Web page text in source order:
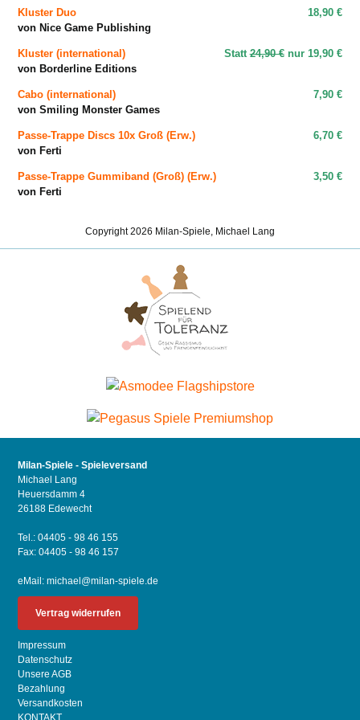
Copyright 2026 Milan-Spiele, Michael Lang
Kluster Duo
von Nice Game Publishing
18,90 €
Kluster (international)
von Borderline Editions
Statt24,90 €nur 19,90 €
Cabo (international)
von Smiling Monster Games
7,90 €
Passe-Trappe Discs 10x Groß (Erw.)
von Ferti
6,70 €
Passe-Trappe Gummiband (Groß) (Erw.)
von Ferti
3,50 €
Milan-Spiele - Spieleversand
Michael Lang
Heuersdamm 4
26188 Edewecht
Tel.: 04405 - 98 46 155
Fax: 04405 - 98 46 157
eMail:michael@milan-spiele.de
Vertrag widerrufen
Impressum
Datenschutz
Unsere AGB
Bezahlung
Versandkosten
KONTAKT